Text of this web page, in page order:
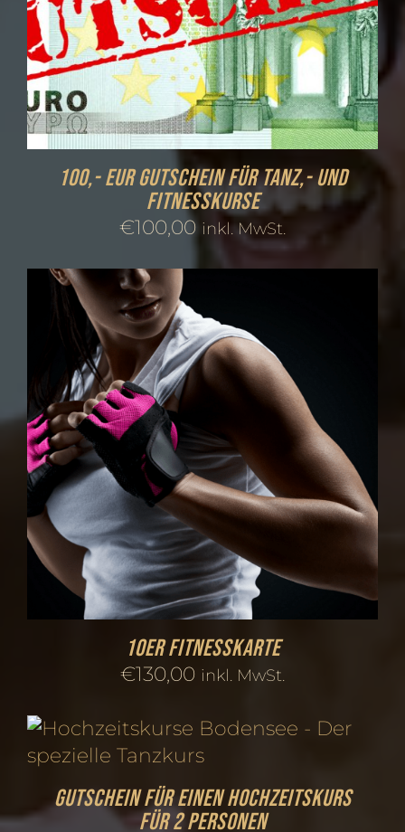
100,- EUR Gutschein für Tanz,- und
Fitnesskurse
€100,00 inkl. MwSt.
10er Fitnesskarte
€130,00 inkl. MwSt.
Gutschein für einen Hochzeitskurs
für 2 Personen